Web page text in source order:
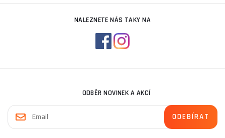
NALEZNETE NÁS TAKY NA
ODBĚR NOVINEK A AKCÍ